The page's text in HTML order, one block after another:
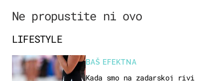
Ne propustite ni ovo
LIFESTYLE
BAŠ EFEKTNA
Kada smo na zadarskoj rivi